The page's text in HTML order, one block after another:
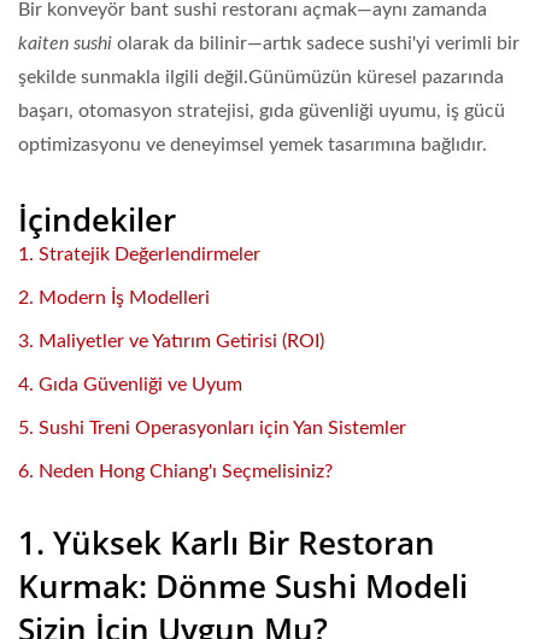
Bir konveyör bant sushi restoranı açmak—aynı zamanda
kaiten sushi olarak da bilinir—artık sadece sushi'yi verimli bir
şekilde sunmakla ilgili değil.Günümüzün küresel pazarında
başarı, otomasyon stratejisi, gıda güvenliği uyumu, iş gücü
optimizasyonu ve deneyimsel yemek tasarımına bağlıdır.
İçindekiler
1. Stratejik Değerlendirmeler
2. Modern İş Modelleri
3. Maliyetler ve Yatırım Getirisi (ROI)
4. Gıda Güvenliği ve Uyum
5. Sushi Treni Operasyonları için Yan Sistemler
6. Neden Hong Chiang'ı Seçmelisiniz?
1. Yüksek Karlı Bir Restoran
Kurmak: Dönme Sushi Modeli
Sizin İçin Uygun Mu?